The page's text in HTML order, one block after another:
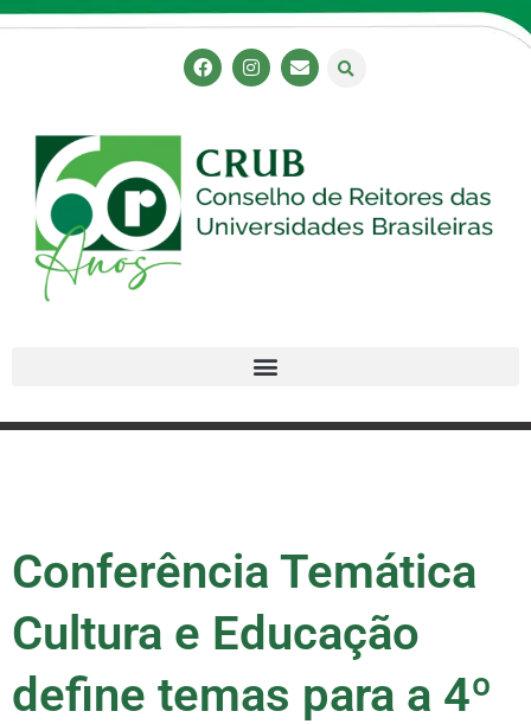
Conferência Temática
Cultura e Educação
define temas para a 4º